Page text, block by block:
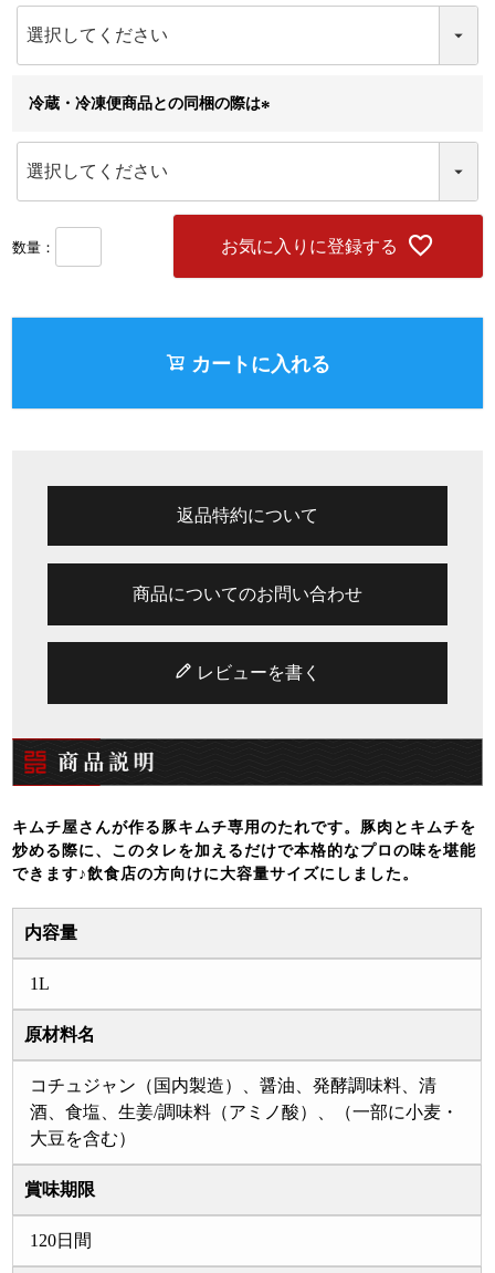
須
)
冷蔵・冷凍便商品との同梱の際は
)
お気に入りに登録する
カートに入れる
返品特約について
商品についてのお問い合わせ
レビューを書く
キムチ屋さんが作る豚キムチ専用のたれです。豚肉とキムチを
炒める際に、このタレを加えるだけで本格的なプロの味を堪能
できます♪飲食店の方向けに大容量サイズにしました。
内容量
1L
原材料名
コチュジャン（国内製造）、醤油、発酵調味料、清
酒、食塩、生姜/調味料（アミノ酸）、（一部に小麦・
大豆を含む）
賞味期限
120日間